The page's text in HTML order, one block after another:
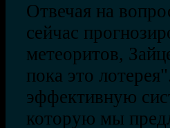
Отвечая на
сейчас
метеоритов,
пока это
эффективную
которую мы